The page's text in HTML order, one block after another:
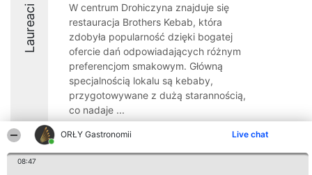
ORŁY Gastronomii Live chat
08:47
Laureaci
W centrum Drohiczyna znajduje się
restauracja Brothers Kebab, która
zdobyła popularność dzięki bogatej
ofercie dań odpowiadających różnym
preferencjom smakowym. Główną
specjalnością lokalu są kebaby,
przygotowywane z dużą starannością,
co nadaje ...